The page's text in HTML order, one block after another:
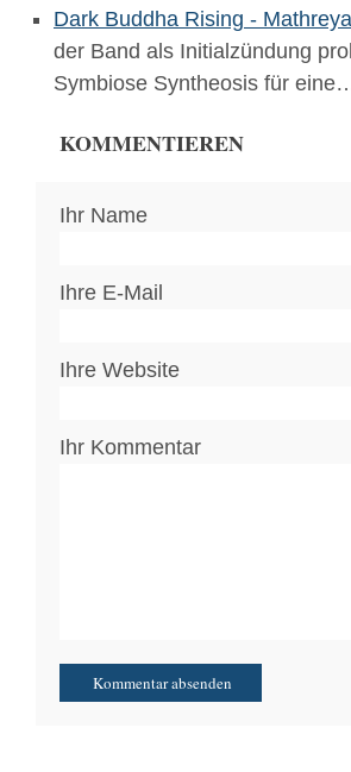
Dark Buddha Rising -
der Band als Initialzündung
Symbiose Syntheosis für
KOMMENTIEREN
Ihr Name
Ihre E-Mail
Ihre Website
Ihr Kommentar